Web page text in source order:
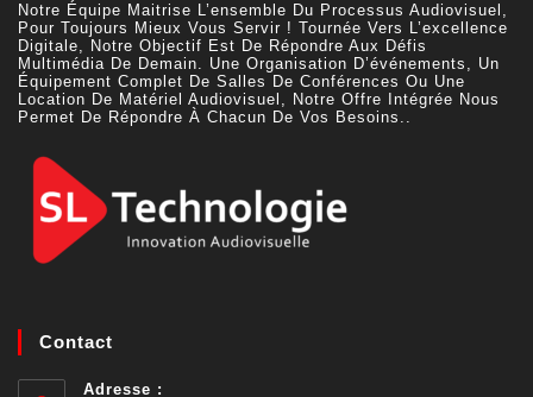
Notre Équipe Maitrise L’ensemble Du Processus Audiovisuel,
Pour Toujours Mieux Vous Servir ! Tournée Vers L’excellence
Digitale, Notre Objectif Est De Répondre Aux Défis
Multimédia De Demain. Une Organisation D’événements, Un
Équipement Complet De Salles De Conférences Ou Une
Location De Matériel Audiovisuel, Notre Offre Intégrée Nous
Permet De Répondre À Chacun De Vos Besoins..
Contact
Adresse :